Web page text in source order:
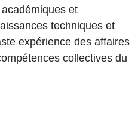
et
techniques et
expérience des affaires
collectives du